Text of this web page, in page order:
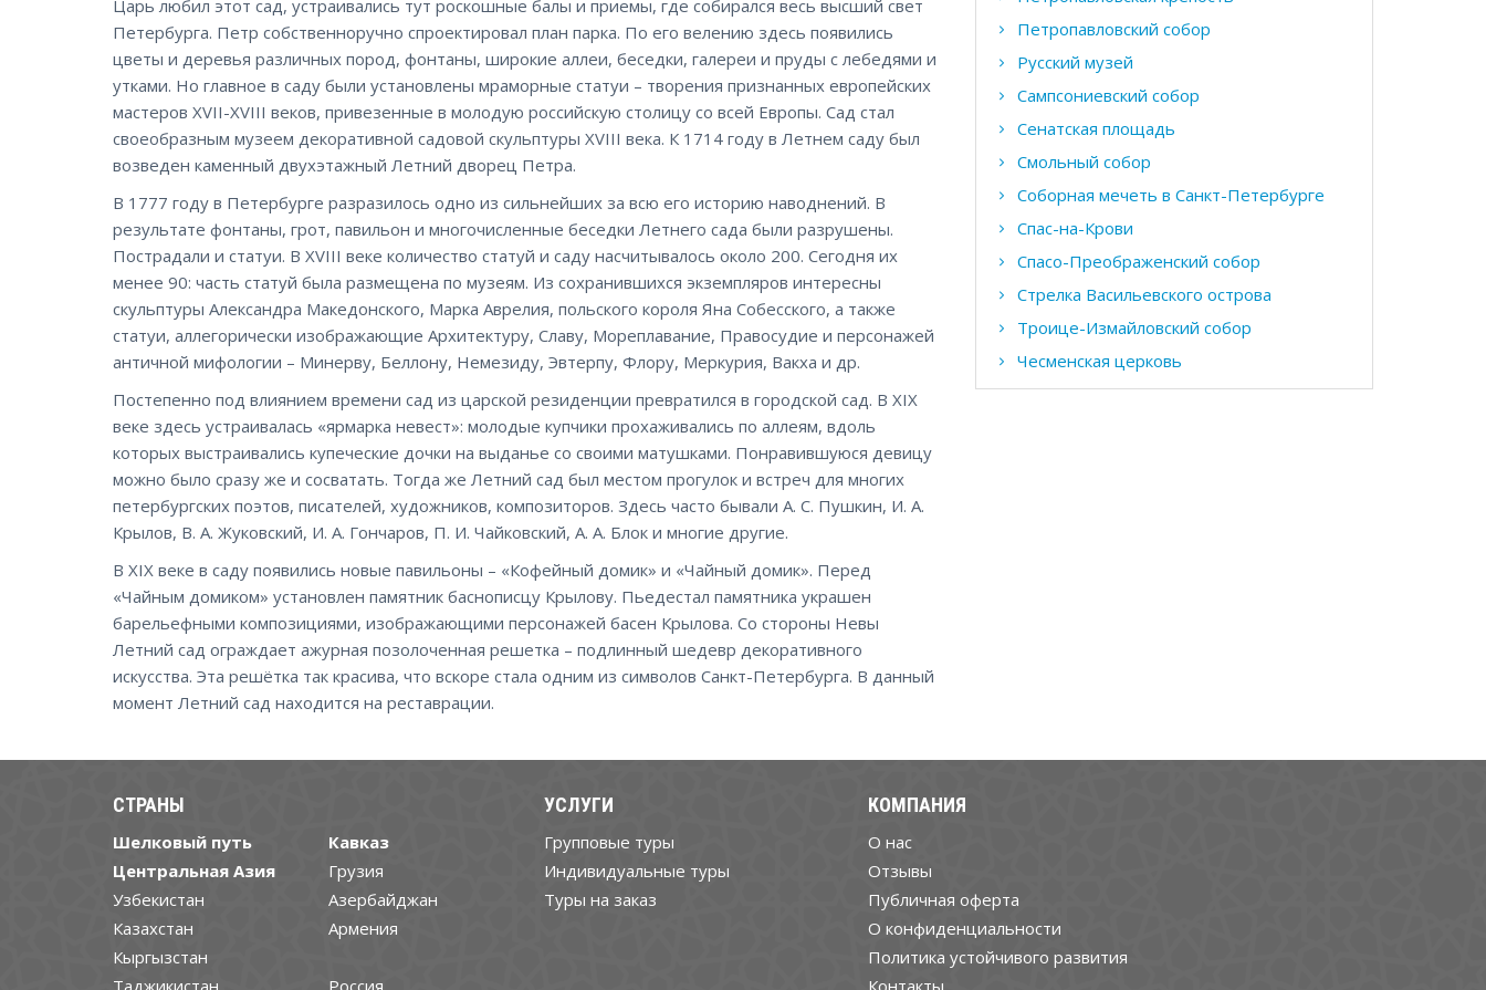
Царь любил этот сад, устраивались тут роскошные балы и приемы, где собирался весь высший свет
Петербурга. Петр собственноручно спроектировал план парка. По его велению здесь появились
цветы и деревья различных пород, фонтаны, широкие аллеи, беседки, галереи и пруды с лебедями и
утками. Но главное в саду были установлены мраморные статуи – творения признанных европейских
мастеров XVII-XVIII веков, привезенные в молодую российскую столицу со всей Европы. Сад стал
своеобразным музеем декоративной садовой скульптуры XVIII века. К 1714 году в Летнем саду был
возведен каменный двухэтажный Летний дворец Петра.
В 1777 году в Петербурге разразилось одно из сильнейших за всю его историю наводнений. В
результате фонтаны, грот, павильон и многочисленные беседки Летнего сада были разрушены.
Пострадали и статуи. В XVIII веке количество статуй и саду насчитывалось около 200. Сегодня их
менее 90: часть статуй была размещена по музеям. Из сохранившихся экземпляров интересны
скульптуры Александра Македонского, Марка Аврелия, польского короля Яна Собесского, а также
статуи, аллегорически изображающие Архитектуру, Славу, Мореплавание, Правосудие и персонажей
античной мифологии – Минерву, Беллону, Немезиду, Эвтерпу, Флору, Меркурия, Вакха и др.
Постепенно под влиянием времени сад из царской резиденции превратился в городской сад. В XIX
веке здесь устраивалась «ярмарка невест»: молодые купчики прохаживались по аллеям, вдоль
которых выстраивались купеческие дочки на выданье со своими матушками. Понравившуюся девицу
можно было сразу же и сосватать. Тогда же Летний сад был местом прогулок и встреч для многих
петербургских поэтов, писателей, художников, композиторов. Здесь часто бывали А. С. Пушкин, И. А.
Крылов, В. А. Жуковский, И. А. Гончаров, П. И. Чайковский, А. А. Блок и многие другие.
В XIX веке в саду появились новые павильоны – «Кофейный домик» и «Чайный домик». Перед
«Чайным домиком» установлен памятник баснописцу Крылову. Пьедестал памятника украшен
барельефными композициями, изображающими персонажей басен Крылова. Со стороны Невы
Летний сад ограждает ажурная позолоченная решетка – подлинный шедевр декоративного
искусства. Эта решётка так красива, что вскоре стала одним из символов Санкт-Петербурга. В данный
момент Летний сад находится на реставрации.
Петропавловский собор
Русский музей
Сампсониевский собор
Сенатская площадь
Смольный собор
Соборная мечеть в Санкт-Петербурге
Спас-на-Крови
Спасо-Преображенский собор
Стрелка Васильевского острова
Троице-Измайловский собор
Чесменская церковь
СТРАНЫ
Шелковый путь
Центральная Азия
Узбекистан
Казахстан
Кыргызстан
Таджикистан
Кавказ
Грузия
Азербайджан
Армения
Россия
УСЛУГИ
Групповые туры
Индивидуальные туры
Туры на заказ
КОМПАНИЯ
О нас
Отзывы
Публичная оферта
О конфиденциальности
Политика устойчивого развития
Контакты